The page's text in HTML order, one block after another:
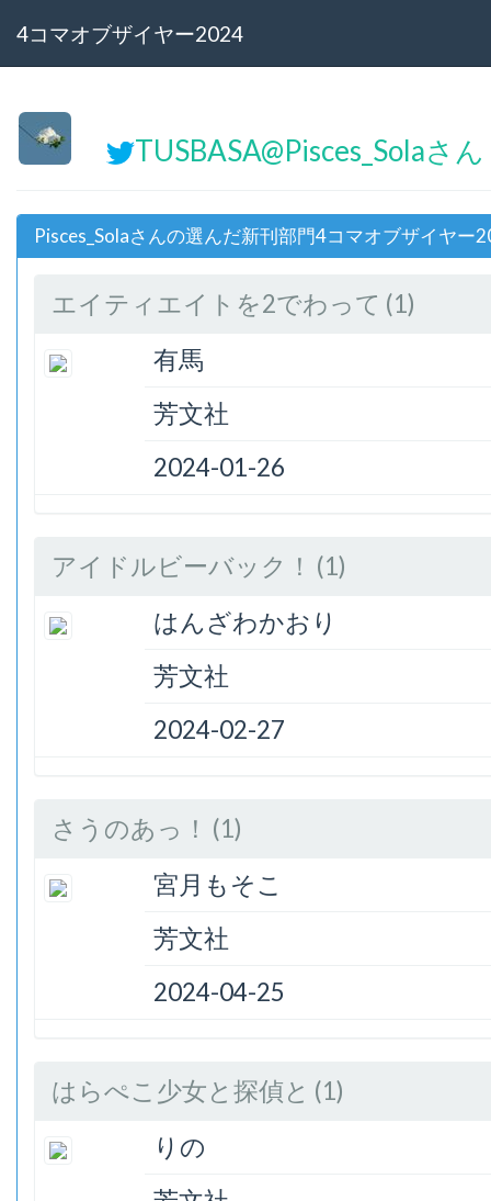
4コマオブザイヤー2024
TUSBASA@Pisces_Solaさん
Pisces_Solaさんの選んだ新刊部門4コマオブザイヤー
エイティエイトを2でわって (1)
有馬
芳文社
2024-01-26
アイドルビーバック！ (1)
はんざわかおり
芳文社
2024-02-27
さうのあっ！ (1)
宮月もそこ
芳文社
2024-04-25
はらぺこ少女と探偵と (1)
りの